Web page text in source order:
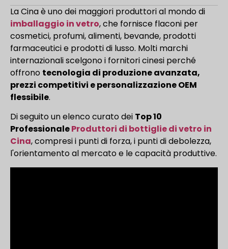
La Cina è uno dei maggiori produttori al mondo di
imballaggio in vetro, che fornisce flaconi per
cosmetici, profumi, alimenti, bevande, prodotti
farmaceutici e prodotti di lusso. Molti marchi
internazionali scelgono i fornitori cinesi perché
offrono tecnologia di produzione avanzata,
prezzi competitivi e personalizzazione OEM
flessibile.
Di seguito un elenco curato dei Top 10
ProfessionaleProduttori di bottiglie di vetro in
Cina, compresi i punti di forza, i punti di debolezza,
l'orientamento al mercato e le capacità produttive.